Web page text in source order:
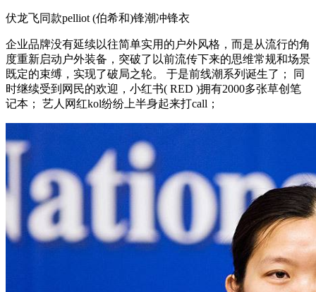
伏龙飞同款pelliot (伯希和)锋潮冲锋衣
企业品牌没有延续以往简单实用的户外风格，而是从流行的角
度重新启动户外装备，突破了以前流传下来的思维常规和场景
既定的束缚，实现了破局之轮。 于是前线潮系列诞生了； 同
时继续受到网民的欢迎，小红书( RED )拥有2000多张草创笔
记本； 艺人网红kol纷纷上半身起来打call；